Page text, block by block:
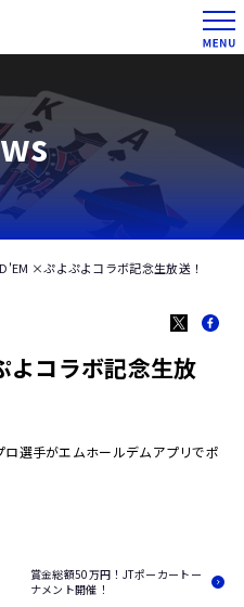
×ぷよぷよコラボ記念生放送！
コラボ記念生放
選手がエムホールデムアプリでポ
賞金総額50万円！JTポーカートー
ナメント開催！